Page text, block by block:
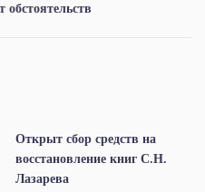
обстоятельств
Открыт сбор средств на
восстановление книг С.Н.
Лазарева